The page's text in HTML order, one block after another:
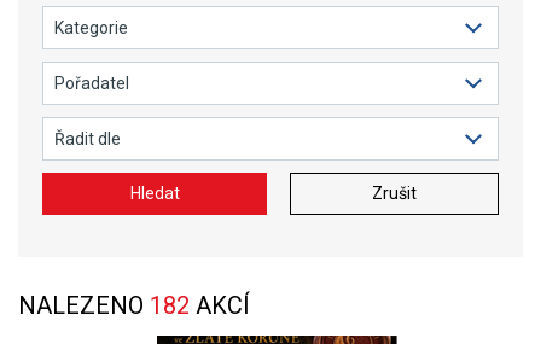
Hledat Zrušit
NALEZENO 182 AKCÍ